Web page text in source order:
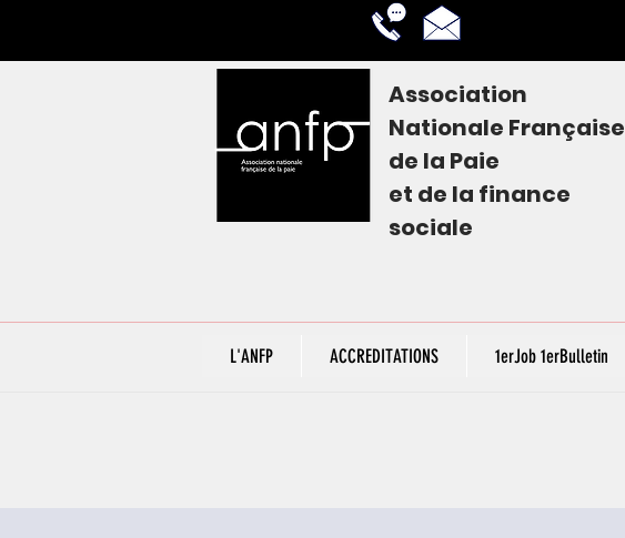
Association
Nationale Française
de la Paie
et de la finance
sociale
L'ANFP ACCREDITATIONS 1erJob 1erBulletin